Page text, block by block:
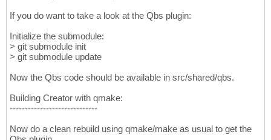
If you do want to take a look at the Qbs plugin:
Initialize the submodule:
> git submodule init
> git submodule update
Now the Qbs code should be available in src/shared/qbs.
Building Creator with qmake:
-----------------------------
Now do a clean rebuild using qmake/make as usual to get the